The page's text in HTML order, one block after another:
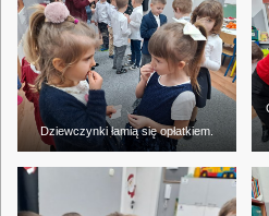
Dziewczynki łamią się opłatkiem.